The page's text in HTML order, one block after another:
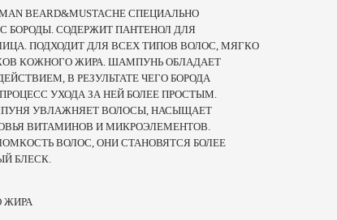
BEARD&MUSTACHE СПЕЦИАЛЬНО
БОРОДЫ. СОДЕРЖИТ ПАНТЕНОЛ ДЛЯ
ПОДХОДИТ ДЛЯ ВСЕХ ТИПОВ ВОЛОС, МЯГКО
КОЖНОГО ЖИРА. ШАМПУНЬ ОБЛАДАЕТ
В РЕЗУЛЬТАТЕ ЧЕГО БОРОДА
УХОДА ЗА НЕЙ БОЛЕЕ ПРОСТЫМ.
УВЛАЖНЯЕТ ВОЛОСЫ, НАСЫЩАЕТ
ВИТАМИНОВ И МИКРОЭЛЕМЕНТОВ.
ВОЛОС, ОНИ СТАНОВЯТСЯ БОЛЕЕ
БЛЕСК.
ЖИРА